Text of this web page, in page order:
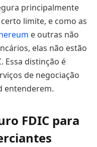
principalmente
limite, e como as
e outras não
elas não estão
Essa distinção é
de negociação
entenderem.
FDIC para